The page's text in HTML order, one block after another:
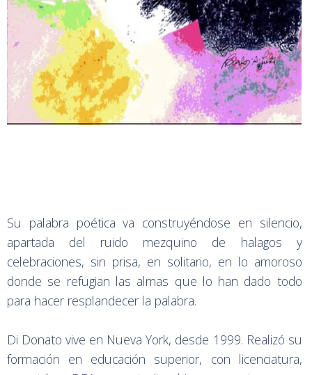
Su palabra poética va construyéndose en silencio,
apartada del ruido mezquino de halagos y
celebraciones, sin prisa, en solitario, en lo amoroso
donde se refugian las almas que lo han dado todo
para hacer resplandecer la palabra.
Di Donato vive en Nueva York, desde 1999. Realizó su
formación en educación superior, con licenciatura,